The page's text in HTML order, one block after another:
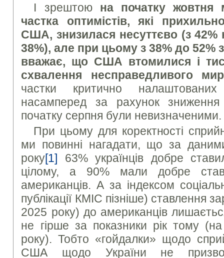
І зрештою на початку
частка оптимістів, які
США, знизилася несуттєво (з 42%
38%), але при цьому з 38% до 52%
вважає, що США втомилися і
схвалення несправедливого
частки критично
насамперед за рахунок
початку серпня були невизначеними.
При цьому для коректності
ми повинні нагадати, що за
року[1] 63% українців добре
цілому, а 90% мали добре
американців. А за індексом
публікації КМІС пізніше) ставлення
2025 року) до американців
не гірше за показники рік тому
року). Тобто «гойдалки» щодо
США щодо України не